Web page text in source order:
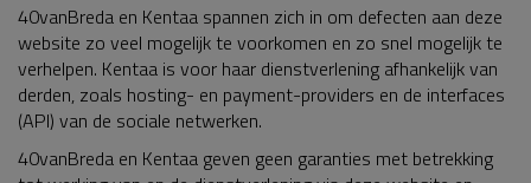
40vanBreda en Kentaa spannen zich in om defecten aan deze
website zo veel mogelijk te voorkomen en zo snel mogelijk te
verhelpen. Kentaa is voor haar dienstverlening afhankelijk van
derden, zoals hosting- en payment-providers en de interfaces
(API) van de sociale netwerken.
40vanBreda en Kentaa geven geen garanties met betrekking